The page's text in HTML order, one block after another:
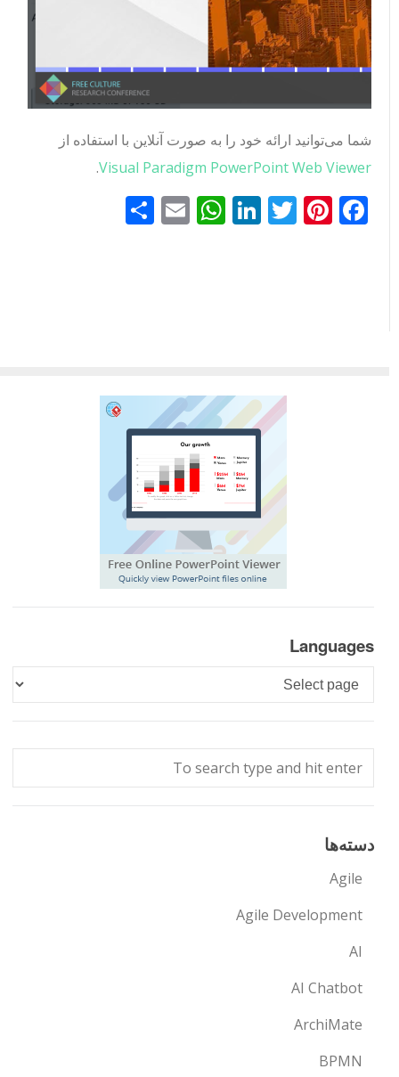
شما می‌توانید ارائه خود را به صورت آنلاین با استفاده از
Visual Paradigm PowerPoint Web Viewer
.
Facebook
Pinterest
Twitter
LinkedIn
WhatsApp
Emailاشتراک
Languages
Languages
دسته‌ها
Agile
Agile Development
AI
AI Chatbot
ArchiMate
BPMN